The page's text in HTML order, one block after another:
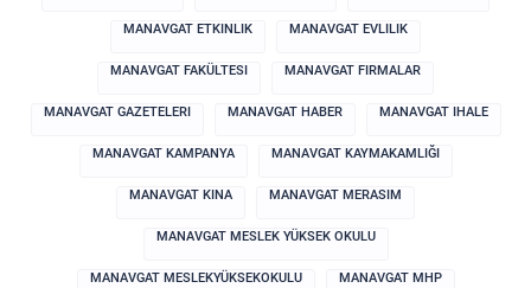
MANAVGAT ETKINLIK MANAVGAT EVLILIK
MANAVGAT FAKÜLTESI MANAVGAT FIRMALAR
MANAVGAT GAZETELERI MANAVGAT HABER MANAVGAT IHALE
MANAVGAT KAMPANYA MANAVGAT KAYMAKAMLIĞI
MANAVGAT KINA MANAVGAT MERASIM
MANAVGAT MESLEK YÜKSEK OKULU
MANAVGAT MESLEKYÜKSEKOKULU MANAVGAT MHP